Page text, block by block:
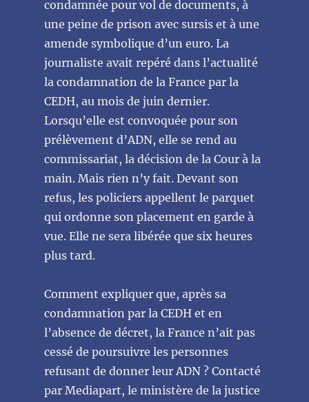
condamnée pour vol de documents, à
une peine de prison avec sursis et à une
amende symbolique d’un euro. La
journaliste avait repéré dans l’actualité
la condamnation de la France par la
CEDH, au mois de juin dernier.
Lorsqu’elle est convoquée pour son
prélèvement d’ADN, elle se rend au
commissariat, la décision de la Cour à la
main. Mais rien n’y fait. Devant son
refus, les policiers appellent le parquet
qui ordonne son placement en garde à
vue. Elle ne sera libérée que six heures
plus tard.
Comment expliquer que, après sa
condamnation par la CEDH et en
l’absence de décret, la France n’ait pas
cessé de poursuivre les personnes
refusant de donner leur ADN ? Contacté
par Mediapart, le ministère de la justice